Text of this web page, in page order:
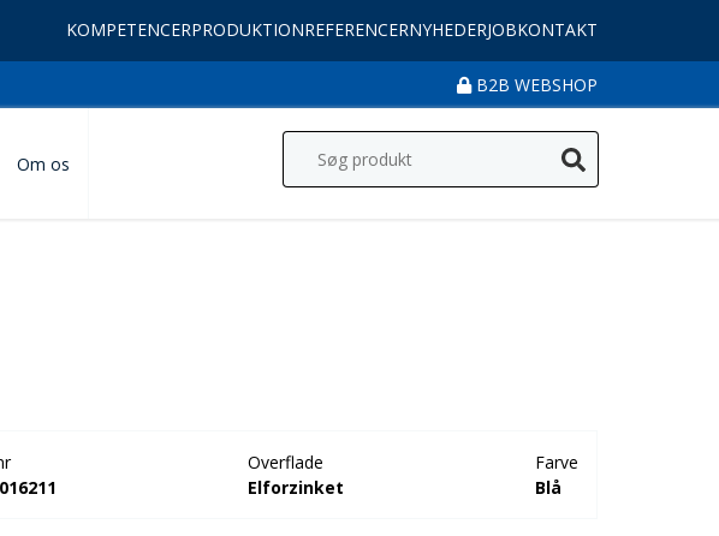
KOMPETENCERPRODUKTIONREFERENCERNYHEDERJOBKONTAKT
B2B WEBSHOP
Om os
Overflade
Elforzinket
Farve
Blå